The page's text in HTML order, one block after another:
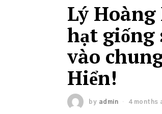
Lý
hạt giống
vào
Hiển!
by admin 4 months